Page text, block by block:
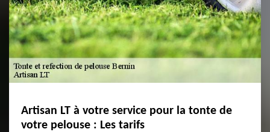
Artisan LT à votre service pour la tonte de
votre pelouse : Les tarifs